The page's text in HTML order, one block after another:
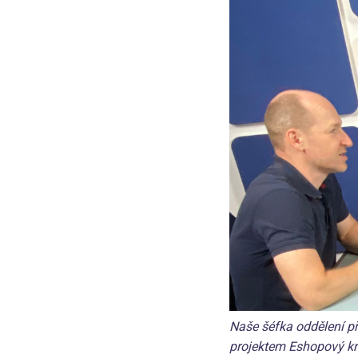
Naše šéfka oddělení
projektem Eshopový